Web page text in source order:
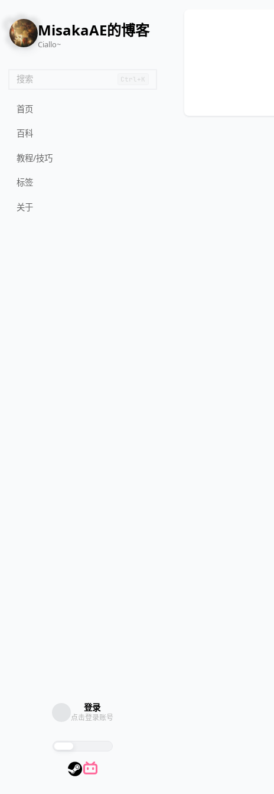
🌸MisakaAE的博客
Ciallo~
搜索 Ctrl+K
首页
百科
教程/技巧
标签
关于
登录
点击登录账号